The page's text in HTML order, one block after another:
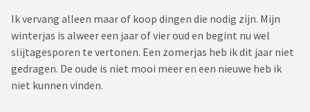
Ik vervang alleen maar of koop dingen die nodig zijn. Mijn
winterjas is alweer een jaar of vier oud en begint nu wel
slijtagesporen te vertonen. Een zomerjas heb ik dit jaar niet
gedragen. De oude is niet mooi meer en een nieuwe heb ik
niet kunnen vinden.